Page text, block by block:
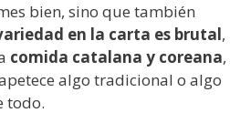
bien, sino que también
en la carta es brutal,
comida catalana y coreana,
algo tradicional o algo
todo.